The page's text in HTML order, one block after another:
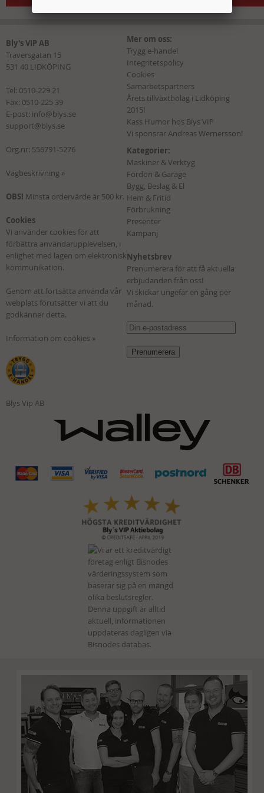
Bly's VIP AB
Traversgatan 15
531 40 LIDKÖPING
Tel: 0510-229 21
Fax: 0510-225 39
E-post: info@blys.se
support@blys.se
Org.nr: 556791-5276
Vägbeskrivning »
OBS! Minsta ordervärde är 500 kr.
Cookies
Vi använder cookies för att
förbättra användarupplevelsen, i
enlighet med lagen om elektronisk
kommunikation.
Genom att fortsätta använda vår
webplats förutsätter vi att du
godkänner detta.
Information om cookies »
Mer om oss:
Trygg e-handel
Integritetspolicy
Cookies
Samarbetspartners
Årets tillväxtbolag i Lidköping
2015!
Kass Humor hos Blys VIP
Vi sponsrar Andreas Wernersson!
Kategorier:
Maskiner & Verktyg
Fordon & Garage
Bygg, Beslag & El
Hem & Fritid
Förbrukning
Presenter
Kampanj
Nyhetsbrev
Prenumerera för att få aktuella
erbjudanden från oss!
Vi skickar ungefär en gång per
månad.
Blys Vip AB